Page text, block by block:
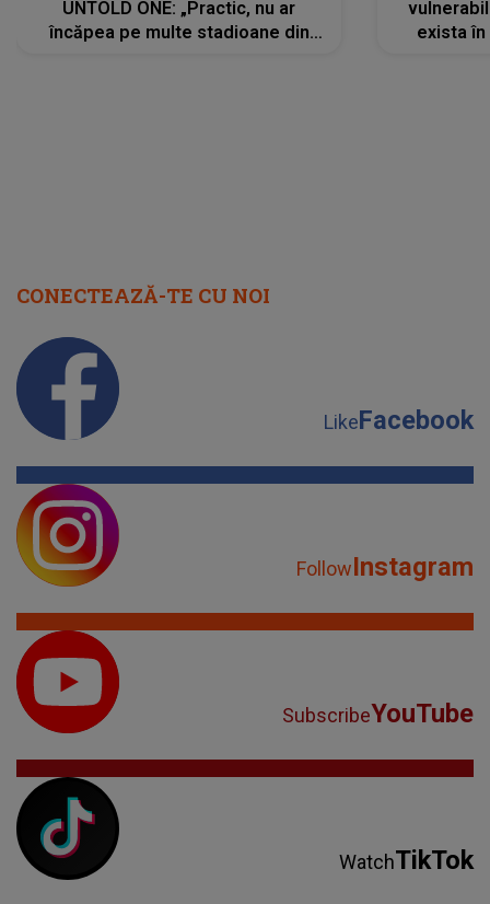
UNTOLD ONE: „Practic, nu ar
încăpea pe multe stadioane din
exista
CONECTEAZĂ-TE CU NOI
LikeFacebook
FollowInstagram
SubscribeYouTube
WatchTikTok